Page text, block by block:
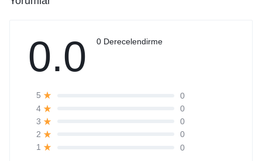
0.0 0 Derecelendirme
5
0
4
0
3
0
2
0
1
0